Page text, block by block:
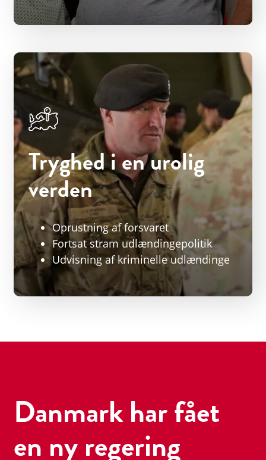
Tryghed i en urolig
verden
Oprustning af forsvaret
Fortsat stram udlændingepolitik
Udvisning af kriminelle udlændinge
Danmark har fået
en ny regering